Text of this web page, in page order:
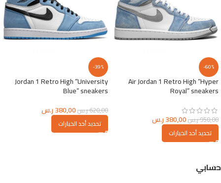
-60%
Air Jordan 1 Retro High “Hyper
Royal” sneakers
950,00ر.س380,00ر.س
تحديد أحد الخيارات
-39%
Jordan 1 Retro High “University
Blue” sneakers
620,00ر.س380,00ر.س
تحديد أحد الخيارات
حسابي